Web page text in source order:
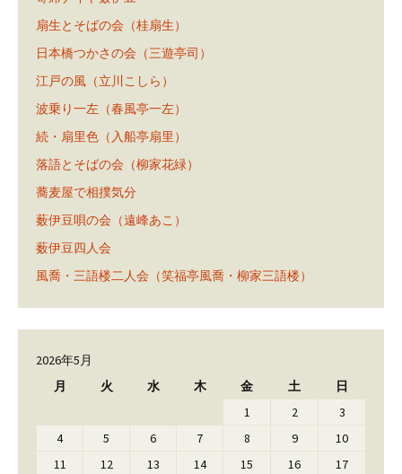
扇生とそばの会（桂扇生）
日本橋つかさの会（三遊亭司）
江戸の風（立川こしら）
波乗り一左（春風亭一左）
続・扇里色（入船亭扇里）
落語とそばの会（柳家花緑）
蕎麦屋で相撲気分
薮伊豆唄の会（遠峰あこ）
薮伊豆四人会
風喬・三語楼二人会（笑福亭風喬・柳家三語楼）
2026年5月
月
火 水 木 金 土 日
1 2
3
4
5 6 7 8 9
10
11
12 13 14 15 16
17